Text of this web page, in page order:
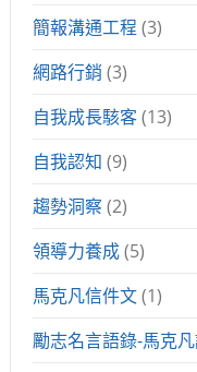
簡報溝通工程 (3)
網路行銷 (3)
自我成長駭客(13)
自我認知 (9)
趨勢洞察 (2)
領導力養成(5)
馬克凡信件文(1)
勵志名言語錄-馬克